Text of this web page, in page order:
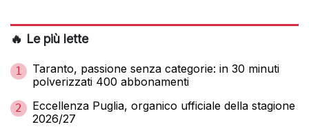
🔥 Le più lette
1
Taranto, passione senza categorie: in 30 minuti
polverizzati 400 abbonamenti
2
Eccellenza Puglia, organico ufficiale della stagione
2026/27